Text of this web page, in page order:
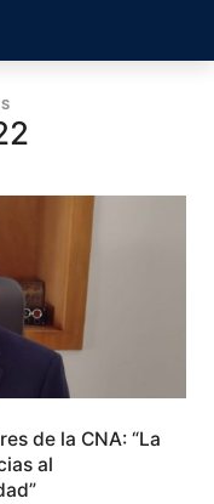
de la CNA: “La
al